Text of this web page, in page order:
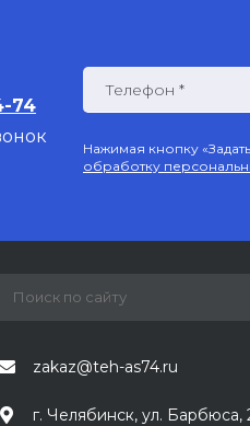
74
Телефон *
Нажимая кнопку
обработку
zakaz@teh-as74.ru
г. Челябинск, ул. Барбюса,